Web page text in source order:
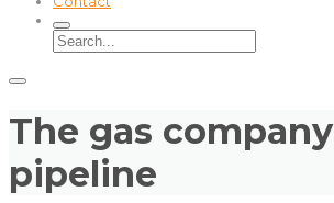
The gas company
pipeline